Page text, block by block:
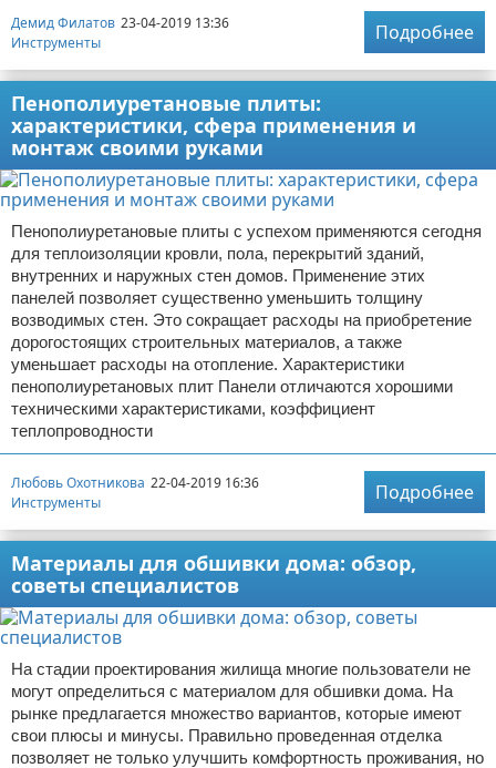
Демид Филатов 23-04-2019 13:36
Инструменты
Подробнее
Пенополиуретановые плиты:
характеристики, сфера применения и
монтаж своими руками
Пенополиуретановые плиты с успехом применяются сегодня
для теплоизоляции кровли, пола, перекрытий зданий,
внутренних и наружных стен домов. Применение этих
панелей позволяет существенно уменьшить толщину
возводимых стен. Это сокращает расходы на приобретение
дорогостоящих строительных материалов, а также
уменьшает расходы на отопление. Характеристики
пенополиуретановых плит Панели отличаются хорошими
техническими характеристиками, коэффициент
теплопроводности
Любовь Охотникова 22-04-2019 16:36
Инструменты
Подробнее
Материалы для обшивки дома: обзор,
советы специалистов
На стадии проектирования жилища многие пользователи не
могут определиться с материалом для обшивки дома. На
рынке предлагается множество вариантов, которые имеют
свои плюсы и минусы. Правильно проведенная отделка
позволяет не только улучшить комфортность проживания, но